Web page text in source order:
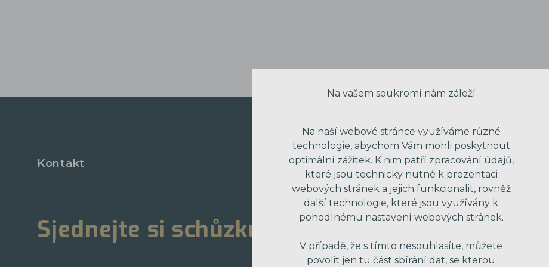
Kontakt
Sjednejte si schůzku
VAŠE JMÉNO
VÁŠ EMAIL
Na vašem soukromí nám záleží
Na naší webové stránce využíváme různé
technologie, abychom Vám mohli poskytnout
optimální zážitek. K nim patří zpracování údajů,
které jsou technicky nutné k prezentaci
webových stránek a jejich funkcionalit, rovněž
další technologie, které jsou využívány k
pohodlnému nastavení webových stránek.
V případě, že s tímto nesouhlasíte, můžete
povolit jen tu část sbírání dat, se kterou